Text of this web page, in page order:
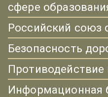
сфере
Российский союз
Безопасность
Противодействие
Информационная